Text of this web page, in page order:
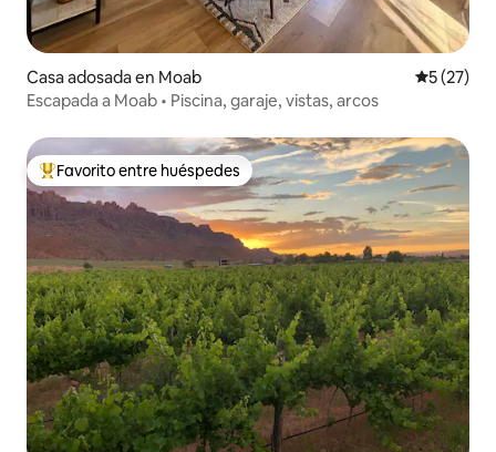
Casa adosada en Moab
5 (27)
Escapada a Moab • Piscina, garaje, vistas, arcos
Favorito entre huéspedes preferido
Favorito entre huéspedes